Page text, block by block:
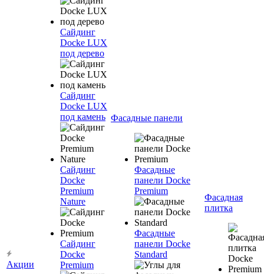
Акции
Сайдинг
Docke LUX
под дерево
Сайдинг
Docke LUX
под камень
Сайдинг
Docke
Premium
Nature
Сайдинг
Docke
Premium
Фасадные панели
Фасадные
панели Docke
Premium
Фасадные
панели Docke
Standard
Фасадная
плитка